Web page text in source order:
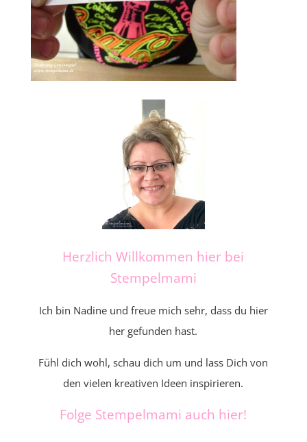
Herzlich Willkommen hier bei
Stempelmami
Ich bin Nadine und freue mich sehr, dass du hier
her gefunden hast.
Fühl dich wohl, schau dich um und lass Dich von
den vielen kreativen Ideen inspirieren.
Folge Stempelmami auch hier!